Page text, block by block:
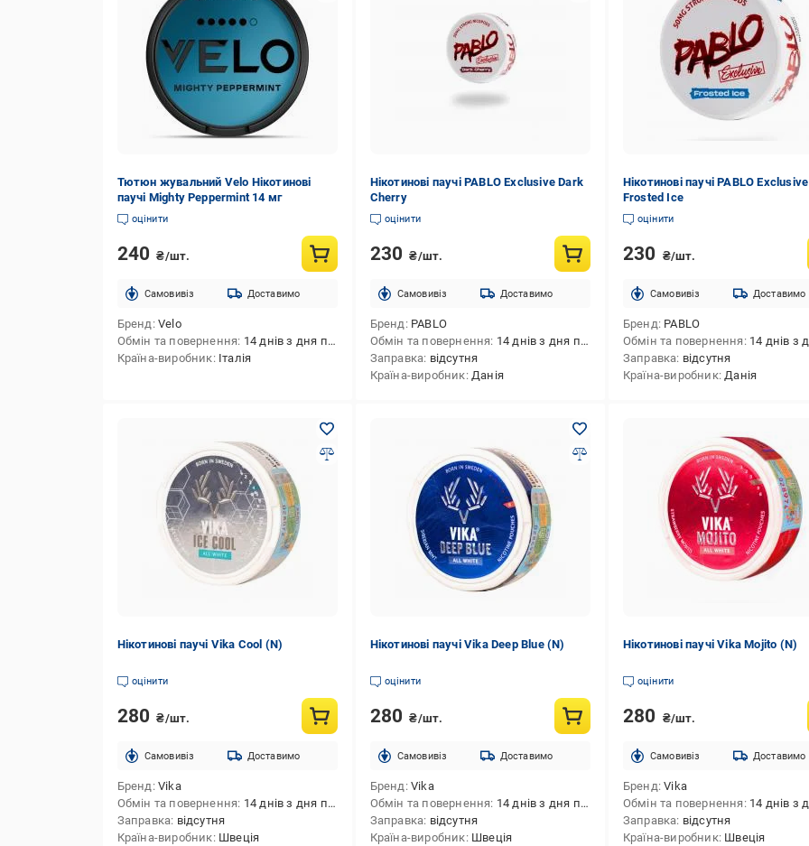
Тютюн жувальний Velo Нікотинові
паучі Mighty Peppermint 14 мг
оцінити
240 ₴/шт.
Cамовивіз Доставимо
Бренд Velo
Обмін та повернення 14 днів з дня покупки
Країна-виробник Італія
Нікотинові паучі PABLO Exclusive Dark
Cherry
оцінити
230 ₴/шт.
Cамовивіз Доставимо
Бренд PABLO
Обмін та повернення 14 днів з дня покупки
Заправка відсутня
Країна-виробник Данія
Нікотинові паучі PABLO Exclusive
Frosted Ice
оцінити
230 ₴/шт.
Cамовивіз Доставимо
Бренд PABLO
Обмін та повернення 14 днів з дня
Заправка відсутня
Країна-виробник Данія
Нікотинові паучі Vika Cool (N)
оцінити
280 ₴/шт.
Cамовивіз Доставимо
Бренд Vika
Обмін та повернення 14 днів з дня покупки
Заправка відсутня
Країна-виробник Швеція
Нікотинові паучі Vika Deep Blue (N)
оцінити
280 ₴/шт.
Cамовивіз Доставимо
Бренд Vika
Обмін та повернення 14 днів з дня покупки
Заправка відсутня
Країна-виробник Швеція
Нікотинові паучі Vika Mojito (N)
оцінити
280 ₴/шт.
Cамовивіз Доставимо
Бренд Vika
Обмін та повернення 14 днів з дня
Заправка відсутня
Країна-виробник Швеція